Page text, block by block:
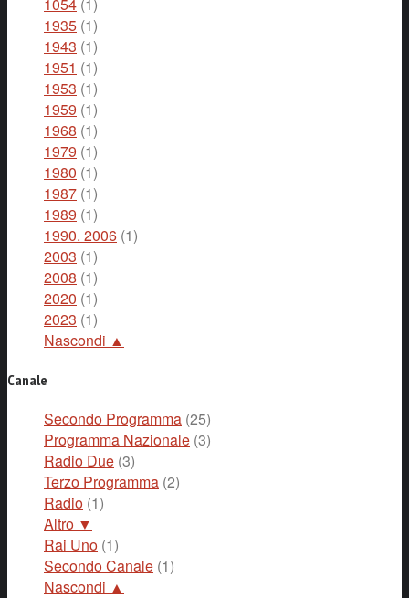
1054 (1)
1935 (1)
1943 (1)
1951 (1)
1953 (1)
1959 (1)
1968 (1)
1979 (1)
1980 (1)
1987 (1)
1989 (1)
1990. 2006 (1)
2003 (1)
2008 (1)
2020 (1)
2023 (1)
Nascondi ▲
Canale
Secondo Programma (25)
Programma Nazionale (3)
Radio Due (3)
Terzo Programma (2)
Radio (1)
Altro ▼
Rai Uno (1)
Secondo Canale (1)
Nascondi ▲